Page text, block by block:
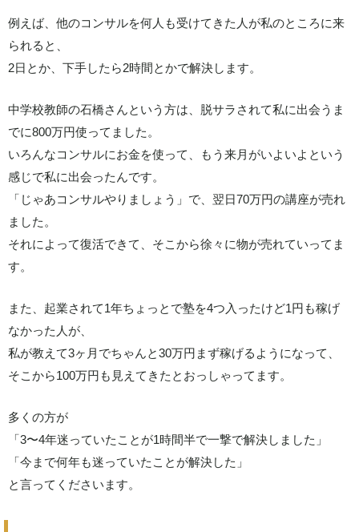
例えば、他のコンサルを何人も受けてきた人が私のところに来
られると、
2日とか、下手したら2時間とかで解決します。
中学校教師の石橋さんという方は、脱サラされて私に出会うま
でに800万円使ってました。
いろんなコンサルにお金を使って、もう来月がいよいよという
感じで私に出会ったんです。
「じゃあコンサルやりましょう」で、翌日70万円の講座が売れ
ました。
それによって復活できて、そこから徐々に物が売れていってま
す。
また、起業されて1年ちょっとで塾を4つ入ったけど1円も稼げ
なかった人が、
私が教えて3ヶ月でちゃんと30万円まず稼げるようになって、
そこから100万円も見えてきたとおっしゃってます。
多くの方が
「3〜4年迷っていたことが1時間半で一撃で解決しました」
「今まで何年も迷っていたことが解決した」
と言ってくださいます。